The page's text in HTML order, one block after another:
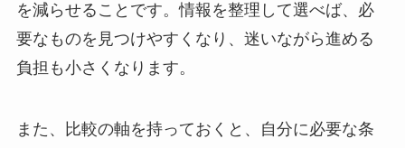
を減らせることです。情報を整理して選べば、必
要なものを見つけやすくなり、迷いながら進める
負担も小さくなります。
また、比較の軸を持っておくと、自分に必要な条